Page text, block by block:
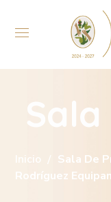
Inicio Sala De
Rodríguez